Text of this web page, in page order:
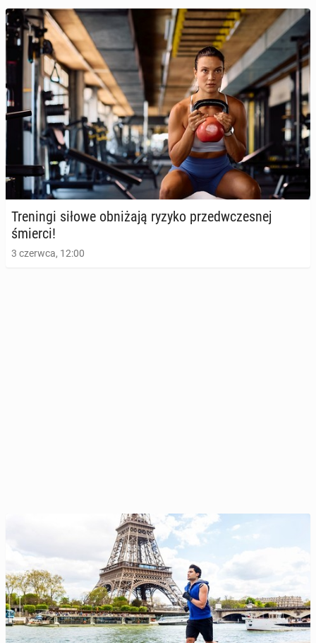
Więcej przy­ja­ciół mają ci, którzy mieli lepsze relacje
ro­dzin­ne w dzie­ciń­stwie
21 lutego, 09:00
Tre­nin­gi siłowe ob­ni­ża­ją ryzyko przed­wcze­snej
śmierci!
3 czerwca, 12:00